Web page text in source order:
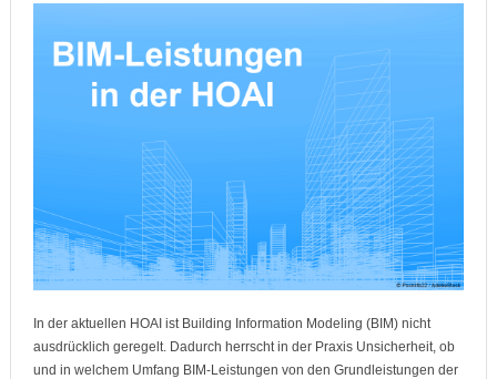
In der aktuellen HOAI ist Building Information Modeling (BIM) nicht
ausdrücklich geregelt. Dadurch herrscht in der Praxis Unsicherheit, ob
und in welchem Umfang BIM-Leistungen von den Grundleistungen der